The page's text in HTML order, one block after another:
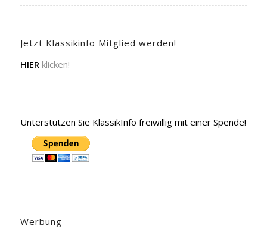
Jetzt Klassikinfo Mitglied werden!
HIERklicken!
Unterstützen Sie KlassikInfo freiwillig mit einer Spende!
Werbung